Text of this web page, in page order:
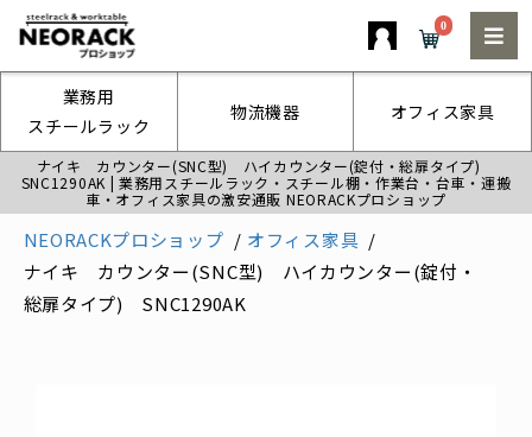
ナイキ カウンター(SNC型) ハイカウンター(錠付・総扉タイプ)
SNC1290AK | 業務用スチールラック・スチール棚・作業台・台車・運搬
車・オフィス家具の激安通販 NEORACKプロショップ
業務用
スチールラック
物流機器 オフィス家具
0
NEORACKプロショップ
オフィス家具
ナイキ カウンター(SNC型) ハイカウンター(錠付・
総扉タイプ) SNC1290AK